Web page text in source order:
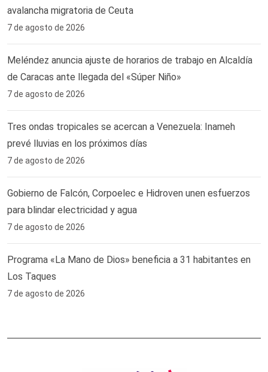
avalancha migratoria de Ceuta
7 de agosto de 2026
Meléndez anuncia ajuste de horarios de trabajo en Alcaldía
de Caracas ante llegada del «Súper Niño»
7 de agosto de 2026
Tres ondas tropicales se acercan a Venezuela: Inameh
prevé lluvias en los próximos días
7 de agosto de 2026
Gobierno de Falcón, Corpoelec e Hidroven unen esfuerzos
para blindar electricidad y agua
7 de agosto de 2026
Programa «La Mano de Dios» beneficia a 31 habitantes en
Los Taques
7 de agosto de 2026